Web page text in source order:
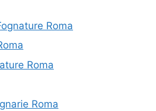
Roma
Roma
Roma